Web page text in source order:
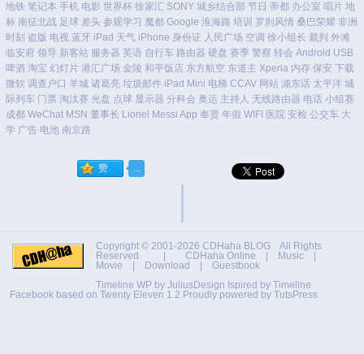
地铁 笔记本 手机 电影 世界杯 徐家汇 SONY 城乡结合部 节日 帝都 办公室 唱片 地
标 南征北战 足球 差头 参观学习 魔都 Google 淮海路 培训 罗刹风情 桑巴荣耀 非洲
时刻 盗版 电视 蓝牙 iPad 天气 iPhone 身份证 人民广场 空调 徐小组长 裁判 外滩
临安府 领导 新客站 服务器 英语 自行车 路由器 硬盘 赛季 警察 转会 Android USB
啤酒 淘宝 幻灯片 港汇广场 金陵 和平饭店 东方航空 东道主 Xperia 内存 保安 下载
微软 调查户口 羊城 诸葛亮 垃圾邮件 iPad Mini 电梯 CCAV 网站 浦东话 太平洋 城
际列车 门票 淘汰赛 光盘 点球 显示器 分科会 奥运 主持人 无线路由器 电话 小组赛
成都 WeChat MSN 董事长 Lionel Messi App 奉贤 年假 WIFI 医院 安检 公交车 大
学 广告 电池 南京路
Copyright © 2001-2026 CDHaha BLOG All Rights
Reserved. | CDHaha Online Music
Movie
Download
Guestbook
Timeline WP by JuliusDesign Ispired by Timeline
Facebook based on Twenty Eleven 1.2 Proudly powered by TutsPress